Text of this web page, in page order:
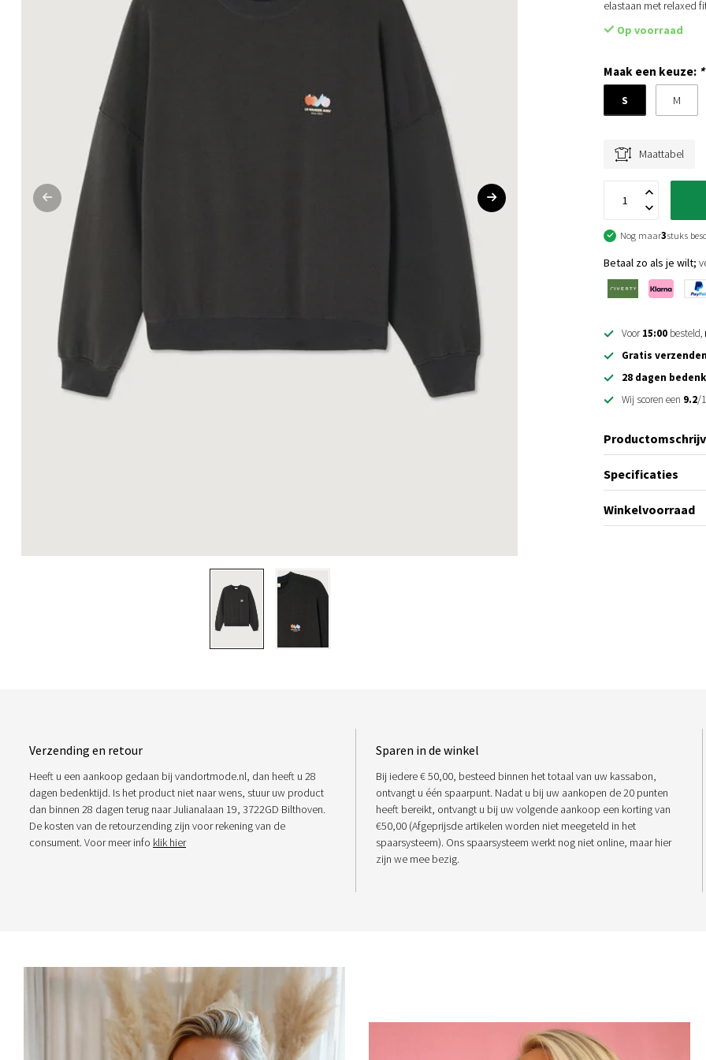
elastaan met relaxed
Op voorraad
Maak een keuze: *
S M
Maattabel
Nog maar3stuks
Betaal zo als je wilt;
Voor15:00 besteld,
Gratis
28 dagen
Wij scoren een 9.2/
Specificaties
Winkelvoorraad
Verzending en retour
Heeft u een aankoop gedaan bij vandortmode.nl, dan heeft u 28
dagen bedenktijd. Is het product niet naar wens, stuur uw product
dan binnen 28 dagen terug naar Julianalaan 19, 3722GD Bilthoven.
De kosten van de retourzending zijn voor rekening van de
consument. Voor meer info klik hier
Sparen in de winkel
Bij iedere € 50,00, besteed binnen het totaal van uw kassabon,
ontvangt u één spaarpunt. Nadat u bij uw aankopen de 20 punten
heeft bereikt, ontvangt u bij uw volgende aankoop een korting van
€50,00 (Afgeprijsde artikelen worden niet meegeteld in het
spaarsysteem). Ons spaarsysteem werkt nog niet online, maar hier
zijn we mee bezig.